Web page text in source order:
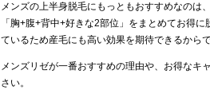
メンズの上半身脱毛にもっともおすすめなのは、
「胸+腹+背中+好きな2部位」をまとめてお得
ているため産毛にも高い効果を期待できるからで
メンズリゼが一番おすすめの理由や、お得なキ
さい。